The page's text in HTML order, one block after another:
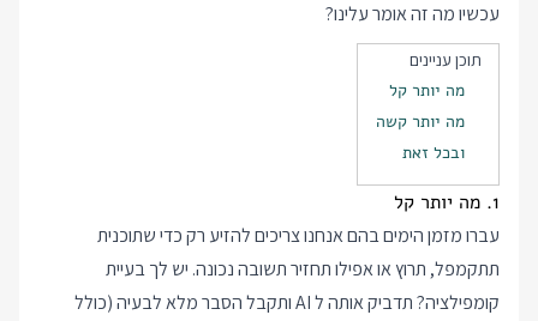
עכשיו מה זה אומר עלינו?
תוכן עניינים
מה יותר קל
מה יותר קשה
ובכל זאת
1. מה יותר קל
עברו מזמן הימים בהם אנחנו צריכים להזיע רק כדי שתוכנית
תתקמפל, תרוץ או אפילו תחזיר תשובה נכונה. יש לך בעיית
קומפילציה? תדביק אותה ל AI ותקבל הסבר מלא לבעיה (כולל